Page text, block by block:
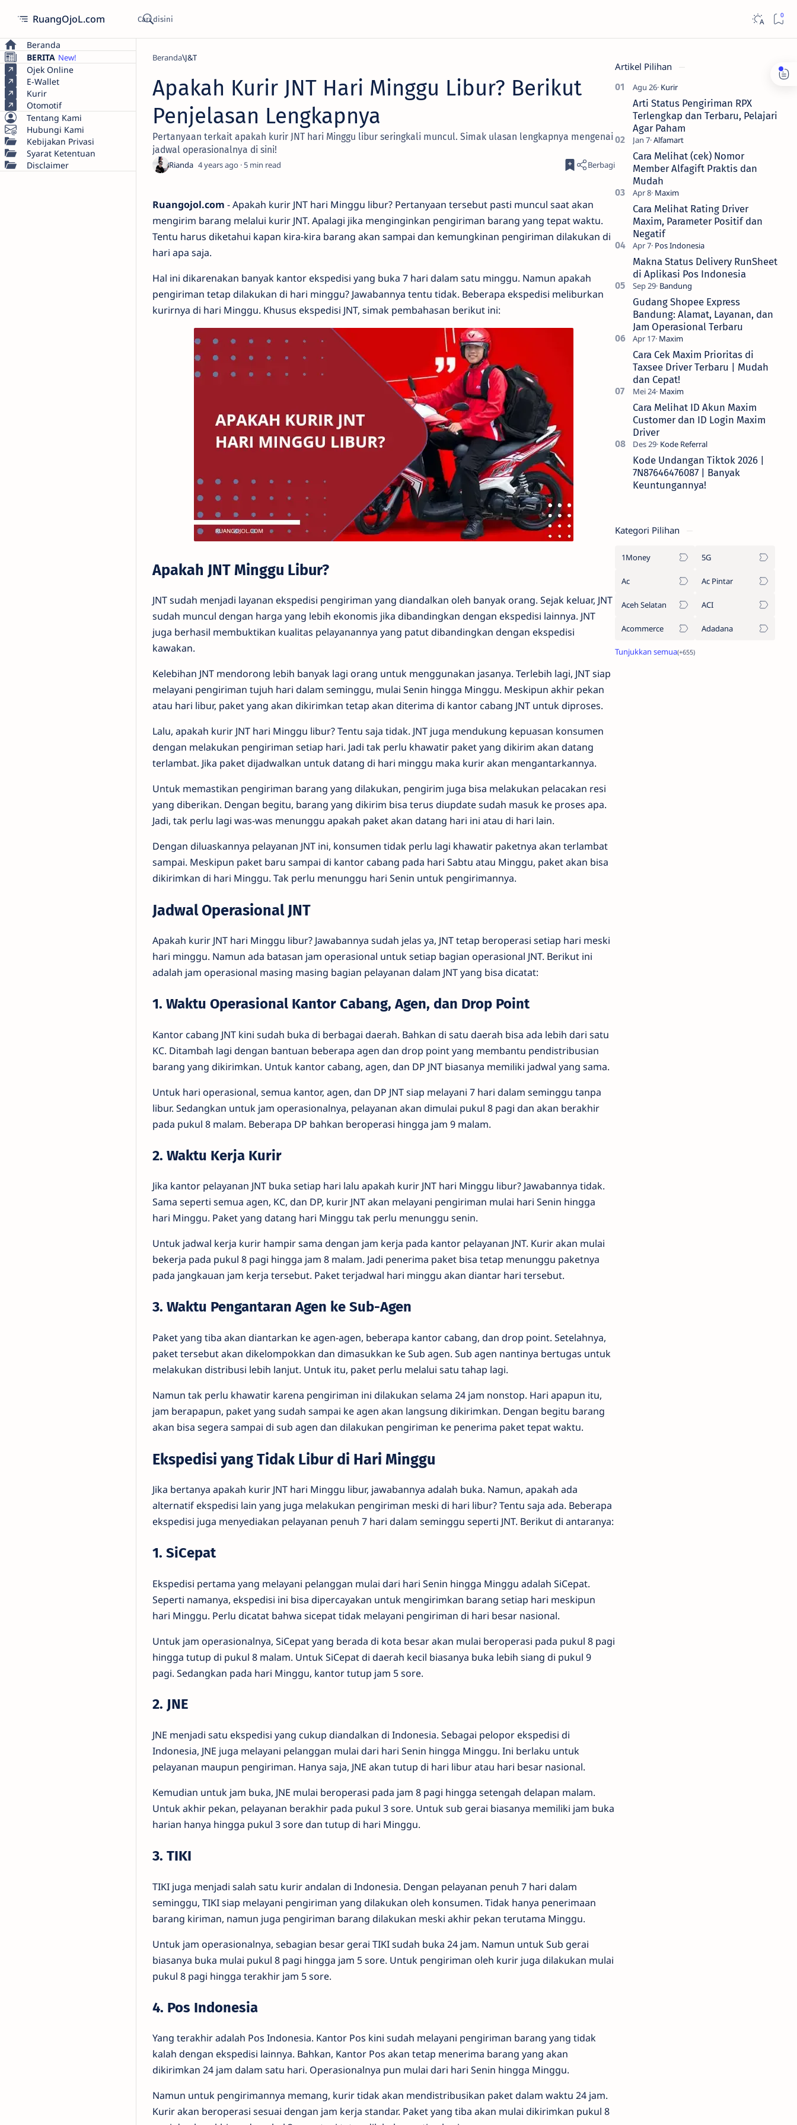
RuangOjoL.com
Beranda
BERITA
Ojek Online
E-Wallet
Kurir
Otomotif
Tentang Kami
Hubungi Kami
Kebijakan Privasi
Syarat Ketentuan
Disclaimer
Beranda J&T
Apakah Kurir JNT Hari Minggu Libur? Berikut
Penjelasan Lengkapnya
Pertanyaan terkait apakah kurir JNT hari Minggu libur seringkali muncul. Simak ulasan lengkapnya mengenai
jadwal operasionalnya di sini!
4 years ago 5
Ruangojol.com - Apakah kurir JNT hari Minggu libur? Pertanyaan tersebut pasti muncul saat akan
mengirim barang melalui kurir JNT. Apalagi jika menginginkan pengiriman barang yang tepat waktu.
Tentu harus diketahui kapan kira-kira barang akan sampai dan kemungkinan pengiriman dilakukan di
hari apa saja.
Hal ini dikarenakan banyak kantor ekspedisi yang buka 7 hari dalam satu minggu. Namun apakah
pengiriman tetap dilakukan di hari minggu? Jawabannya tentu tidak. Beberapa ekspedisi meliburkan
kurirnya di hari Minggu. Khusus ekspedisi JNT, simak pembahasan berikut ini:
Apakah JNT Minggu Libur?
JNT sudah menjadi layanan ekspedisi pengiriman yang diandalkan oleh banyak orang. Sejak keluar, JNT
sudah muncul dengan harga yang lebih ekonomis jika dibandingkan dengan ekspedisi lainnya. JNT
juga berhasil membuktikan kualitas pelayanannya yang patut dibandingkan dengan ekspedisi
kawakan.
Kelebihan JNT mendorong lebih banyak lagi orang untuk menggunakan jasanya. Terlebih lagi, JNT siap
melayani pengiriman tujuh hari dalam seminggu, mulai Senin hingga Minggu. Meskipun akhir pekan
atau hari libur, paket yang akan dikirimkan tetap akan diterima di kantor cabang JNT untuk diproses.
Lalu, apakah kurir JNT hari Minggu libur? Tentu saja tidak. JNT juga mendukung kepuasan konsumen
dengan melakukan pengiriman setiap hari. Jadi tak perlu khawatir paket yang dikirim akan datang
terlambat. Jika paket dijadwalkan untuk datang di hari minggu maka kurir akan mengantarkannya.
Untuk memastikan pengiriman barang yang dilakukan, pengirim juga bisa melakukan pelacakan resi
yang diberikan. Dengan begitu, barang yang dikirim bisa terus diupdate sudah masuk ke proses apa.
Jadi, tak perlu lagi was-was menunggu apakah paket akan datang hari ini atau di hari lain.
Dengan diluaskannya pelayanan JNT ini, konsumen tidak perlu lagi khawatir paketnya akan terlambat
sampai. Meskipun paket baru sampai di kantor cabang pada hari Sabtu atau Minggu, paket akan bisa
dikirimkan di hari Minggu. Tak perlu menunggu hari Senin untuk pengirimannya.
Jadwal Operasional JNT
Apakah kurir JNT hari Minggu libur? Jawabannya sudah jelas ya, JNT tetap beroperasi setiap hari meski
hari minggu. Namun ada batasan jam operasional untuk setiap bagian operasional JNT. Berikut ini
adalah jam operasional masing masing bagian pelayanan dalam JNT yang bisa dicatat:
1. Waktu Operasional Kantor Cabang, Agen, dan Drop Point
Kantor cabang JNT kini sudah buka di berbagai daerah. Bahkan di satu daerah bisa ada lebih dari satu
KC. Ditambah lagi dengan bantuan beberapa agen dan drop point yang membantu pendistribusian
barang yang dikirimkan. Untuk kantor cabang, agen, dan DP JNT biasanya memiliki jadwal yang sama.
Untuk hari operasional, semua kantor, agen, dan DP JNT siap melayani 7 hari dalam seminggu tanpa
libur. Sedangkan untuk jam operasionalnya, pelayanan akan dimulai pukul 8 pagi dan akan berakhir
pada pukul 8 malam. Beberapa DP bahkan beroperasi hingga jam 9 malam.
2. Waktu Kerja Kurir
Jika kantor pelayanan JNT buka setiap hari lalu apakah kurir JNT hari Minggu libur? Jawabannya tidak.
Sama seperti semua agen, KC, dan DP, kurir JNT akan melayani pengiriman mulai hari Senin hingga
hari Minggu. Paket yang datang hari Minggu tak perlu menunggu senin.
Untuk jadwal kerja kurir hampir sama dengan jam kerja pada kantor pelayanan JNT. Kurir akan mulai
bekerja pada pukul 8 pagi hingga jam 8 malam. Jadi penerima paket bisa tetap menunggu paketnya
pada jangkauan jam kerja tersebut. Paket terjadwal hari minggu akan diantar hari tersebut.
3. Waktu Pengantaran Agen ke Sub-Agen
Paket yang tiba akan diantarkan ke agen-agen, beberapa kantor cabang, dan drop point. Setelahnya,
paket tersebut akan dikelompokkan dan dimasukkan ke Sub agen. Sub agen nantinya bertugas untuk
melakukan distribusi lebih lanjut. Untuk itu, paket perlu melalui satu tahap lagi.
Namun tak perlu khawatir karena pengiriman ini dilakukan selama 24 jam nonstop. Hari apapun itu,
jam berapapun, paket yang sudah sampai ke agen akan langsung dikirimkan. Dengan begitu barang
akan bisa segera sampai di sub agen dan dilakukan pengiriman ke penerima paket tepat waktu.
Ekspedisi yang Tidak Libur di Hari Minggu
Jika bertanya apakah kurir JNT hari Minggu libur, jawabannya adalah buka. Namun, apakah ada
alternatif ekspedisi lain yang juga melakukan pengiriman meski di hari libur? Tentu saja ada. Beberapa
ekspedisi juga menyediakan pelayanan penuh 7 hari dalam seminggu seperti JNT. Berikut di antaranya:
1. SiCepat
Ekspedisi pertama yang melayani pelanggan mulai dari hari Senin hingga Minggu adalah SiCepat.
Seperti namanya, ekspedisi ini bisa dipercayakan untuk mengirimkan barang setiap hari meskipun
hari Minggu. Perlu dicatat bahwa sicepat tidak melayani pengiriman di hari besar nasional.
Untuk jam operasionalnya, SiCepat yang berada di kota besar akan mulai beroperasi pada pukul 8 pagi
hingga tutup di pukul 8 malam. Untuk SiCepat di daerah kecil biasanya buka lebih siang di pukul 9
pagi. Sedangkan pada hari Minggu, kantor tutup jam 5 sore.
2. JNE
JNE menjadi satu ekspedisi yang cukup diandalkan di Indonesia. Sebagai pelopor ekspedisi di
Indonesia, JNE juga melayani pelanggan mulai dari hari Senin hingga Minggu. Ini berlaku untuk
pelayanan maupun pengiriman. Hanya saja, JNE akan tutup di hari libur atau hari besar nasional.
Kemudian untuk jam buka, JNE mulai beroperasi pada jam 8 pagi hingga setengah delapan malam.
Untuk akhir pekan, pelayanan berakhir pada pukul 3 sore. Untuk sub gerai biasanya memiliki jam buka
harian hanya hingga pukul 3 sore dan tutup di hari Minggu.
3. TIKI
TIKI juga menjadi salah satu kurir andalan di Indonesia. Dengan pelayanan penuh 7 hari dalam
seminggu, TIKI siap melayani pengiriman yang dilakukan oleh konsumen. Tidak hanya penerimaan
barang kiriman, namun juga pengiriman barang dilakukan meski akhir pekan terutama Minggu.
Untuk jam operasionalnya, sebagian besar gerai TIKI sudah buka 24 jam. Namun untuk Sub gerai
biasanya buka mulai pukul 8 pagi hingga jam 5 sore. Untuk pengiriman oleh kurir juga dilakukan mulai
pukul 8 pagi hingga terakhir jam 5 sore.
4. Pos Indonesia
Yang terakhir adalah Pos Indonesia. Kantor Pos kini sudah melayani pengiriman barang yang tidak
kalah dengan ekspedisi lainnya. Bahkan, Kantor Pos akan tetap menerima barang yang akan
dikirimkan 24 jam dalam satu hari. Operasionalnya pun mulai dari hari Senin hingga Minggu.
Namun untuk pengirimannya memang, kurir tidak akan mendistribusikan paket dalam waktu 24 jam.
Kurir akan beroperasi sesuai dengan jam kerja standar. Paket yang tiba akan mulai dikirimkan pukul 8
Artikel Pilihan
Arti Status Pengiriman RPX
Terlengkap dan Terbaru, Pelajari
Agar Paham
Cara Melihat (cek) Nomor
Member Alfagift Praktis dan
Mudah
Cara Melihat Rating Driver
Maxim, Parameter Positif dan
Negatif
Makna Status Delivery RunSheet
di Aplikasi Pos Indonesia
Gudang Shopee Express
Bandung: Alamat, Layanan, dan
Jam Operasional Terbaru
Cara Cek Maxim Prioritas di
Taxsee Driver Terbaru | Mudah
dan Cepat!
Cara Melihat ID Akun Maxim
Customer dan ID Login Maxim
Driver
Kode Undangan Tiktok 2026 |
7N87646476087 | Banyak
Keuntungannya!
Kategori Pilihan
1Money 5G
Ac Ac Pintar
Aceh Selatan ACI
Acommerce Adadana